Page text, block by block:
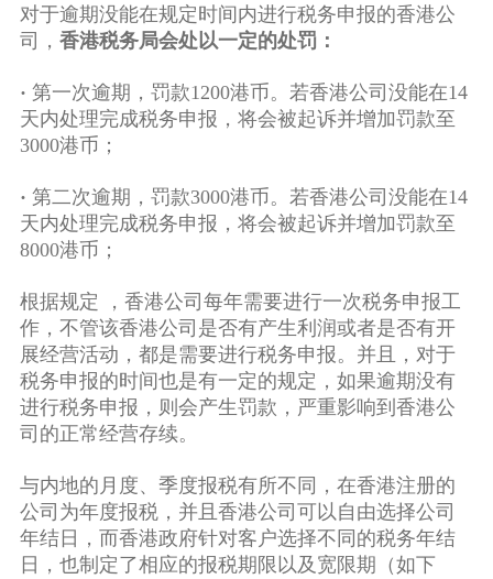
对于逾期没能在规定时间内进行税务申报的香港公
司， 香港税务局会处以一定的处罚：
· 第一次逾期，罚款1200港币。若香港公司没能在14
天内处理完成税务申报，将会被起诉并增加罚款至
3000港币；
· 第二次逾期，罚款3000港币。若香港公司没能在14
天内处理完成税务申报，将会被起诉并增加罚款至
8000港币；
根据规定 ，香港公司每年需要进行一次税务申报工
作，不管该香港公司是否有产生利润或者是否有开
展经营活动，都是需要进行税务申报。并且，对于
税务申报的时间也是有一定的规定，如果逾期没有
进行税务申报，则会产生罚款，严重影响到香港公
司的正常经营存续。
与内地的月度、季度报税有所不同，在香港注册的
公司为年度报税，并且香港公司可以自由选择公司
年结日，而香港政府针对客户选择不同的税务年结
日，也制定了相应的报税期限以及宽限期（如下